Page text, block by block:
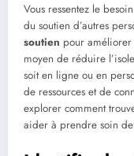
Vous ressentez le
du soutien d’autres
soutien pour améliorer
moyen de réduire
soit en ligne ou en
de ressources et de
explorer comment
aider à prendre soin